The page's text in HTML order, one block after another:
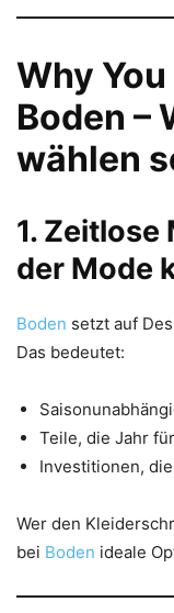
Why
Boden –
wählen
1. Zeitlose
der Mode
Boden setzt auf
Das bedeutet:
Teile, die Jahr
Investitionen,
Wer den
bei Boden ideale